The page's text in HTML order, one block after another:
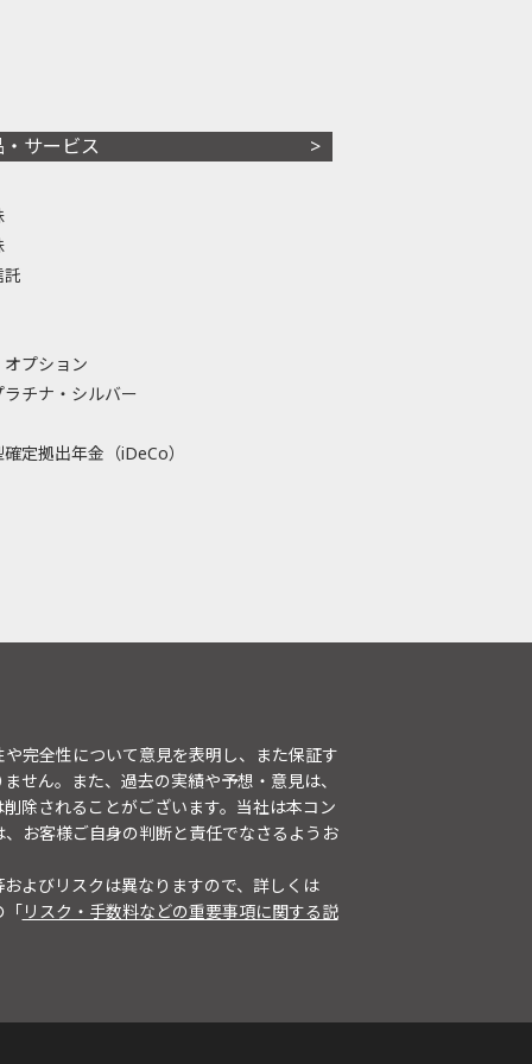
・サービス
託
プション
ラチナ・シルバー
定拠出年金（iDeCo）
完全性について意見を表明し、また保証す
せん。また、過去の実績や予想・意見は、
除されることがございます。当社は本コン
お客様ご自身の判断と責任でなさるようお
よびリスクは異なりますので、詳しくは
「リスク・手数料などの重要事項に関する説